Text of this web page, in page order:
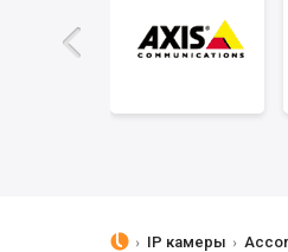
IP камеры